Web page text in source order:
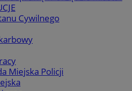
Cywilnego
Miejska Policji